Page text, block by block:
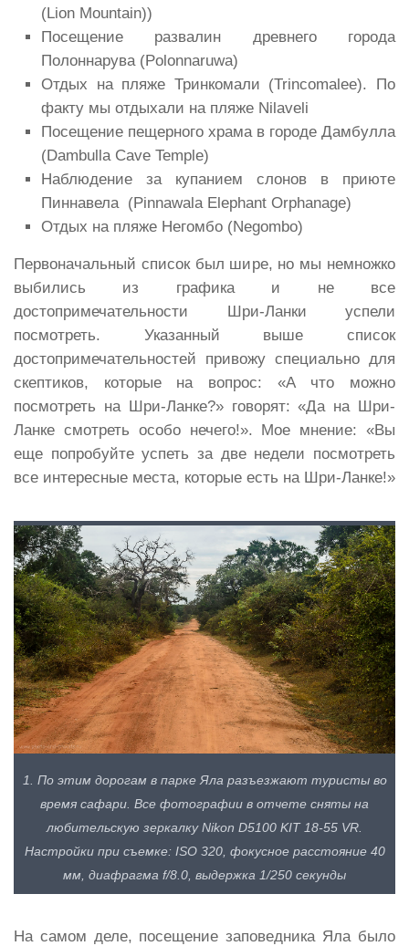
(Lion Mountain))
Посещение развалин древнего города
Полоннарува (Polonnaruwa)
Отдых на пляже Тринкомали (Trincomalee). По
факту мы отдыхали на пляже Nilaveli
Посещение пещерного храма в городе Дамбулла
(Dambulla Cave Temple)
Наблюдение за купанием слонов в приюте
Пиннавела (Pinnawala Elephant Orphanage)
Отдых на пляже Негомбо (Negombo)
Первоначальный список был шире, но мы немножко
выбились из графика и не все
достопримечательности Шри-Ланки успели
посмотреть. Указанный выше список
достопримечательностей привожу специально для
скептиков, которые на вопрос: «А что можно
посмотреть на Шри-Ланке?» говорят: «Да на Шри-
Ланке смотреть особо нечего!». Мое мнение: «Вы
еще попробуйте успеть за две недели посмотреть
все интересные места, которые есть на Шри-Ланке!»
1. По этим дорогам в парке Яла разъезжают туристы во
время сафари. Все фотографии в отчете сняты на
любительскую зеркалку Nikon D5100 KIT 18-55 VR.
Настройки при съемке: ISO 320, фокусное расстояние 40
мм, диафрагма f/8.0, выдержка 1/250 секунды
На самом деле, посещение заповедника Яла было